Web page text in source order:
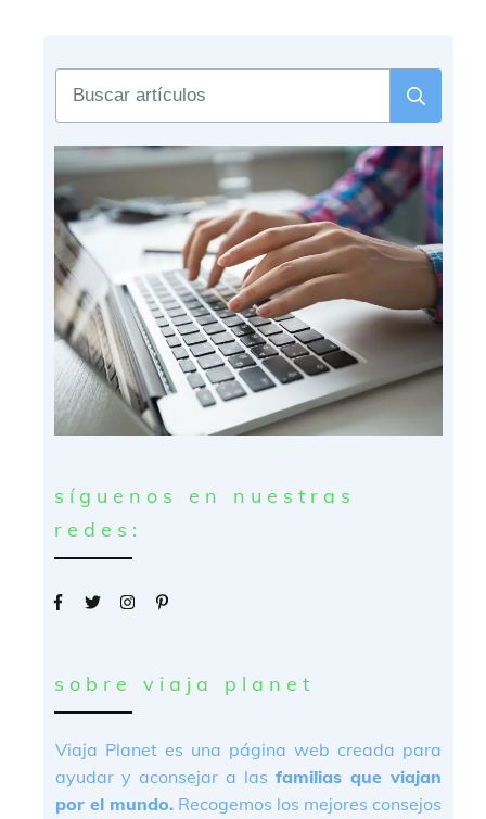
síguenos en nuestras
redes:
sobre viaja planet
Viaja Planet es una página web creada para
ayudar y aconsejar a las familias que viajan
por el mundo. Recogemos los mejores consejos